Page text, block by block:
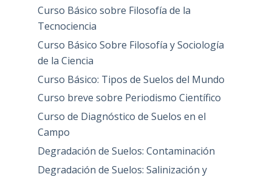
Curso Básico sobre Filosofía de la
Tecnociencia
Curso Básico Sobre Filosofía y Sociología
de la Ciencia
Curso Básico: Tipos de Suelos del Mundo
Curso breve sobre Periodismo Científico
Curso de Diagnóstico de Suelos en el
Campo
Degradación de Suelos: Contaminación
Degradación de Suelos: Salinización y